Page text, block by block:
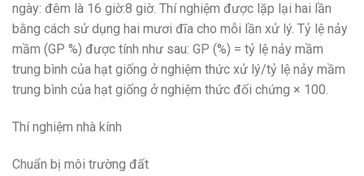
ngày: đêm là 16 giờ:8 giờ. Thí nghiệm được lặp lại hai lần
bằng cách sử dụng hai mươi đĩa cho mỗi lần xử lý. Tỷ lệ nảy
mầm (GP %) được tính như sau: GP (%) = tỷ lệ nảy mầm
trung bình của hạt giống ở nghiệm thức xử lý/tỷ lệ nảy mầm
trung bình của hạt giống ở nghiệm thức đối chứng × 100.
Thí nghiệm nhà kính
Chuẩn bị môi trường đất